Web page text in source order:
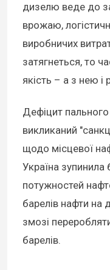
дизелю веде до
врожаю,
виробничих
затягнеться, то
якість – а з нею і
Дефіцит пального
викликаний
щодо місцевої
Україна зупинила
потужностей
барелів нафти на
змозі
барелів.